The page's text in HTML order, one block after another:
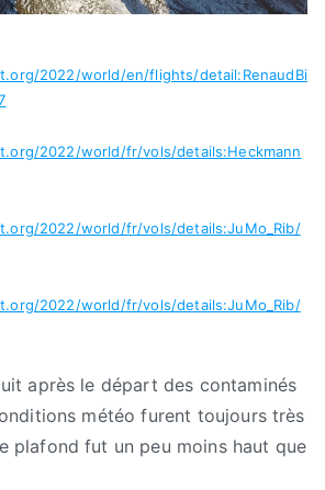
2022/world/en/flights/detail:RenaudBi
2022/world/fr/vols/details:Heckmann
2022/world/fr/vols/details:JuMo_Rib/
2022/world/fr/vols/details:JuMo_Rib/
après le départ des contaminés
météo furent toujours très
plafond fut un peu moins haut que